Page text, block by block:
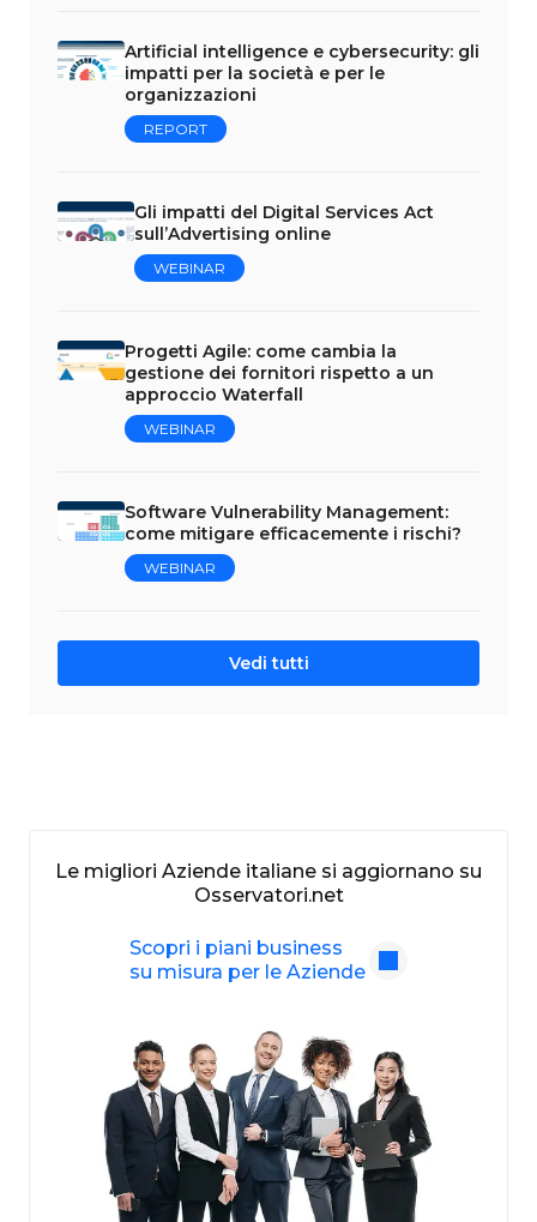
Artificial intelligence e cybersecurity: gli
impatti per la società e per le
organizzazioni
REPORT
Gli impatti del Digital Services Act
sull’Advertising online
WEBINAR
Progetti Agile: come cambia la
gestione dei fornitori rispetto a un
approccio Waterfall
WEBINAR
Software Vulnerability Management:
come mitigare efficacemente i rischi?
WEBINAR
Vedi tutti
Le migliori Aziende italiane si aggiornano su
Osservatori.net
Scopri i piani business
su misura per le Aziende